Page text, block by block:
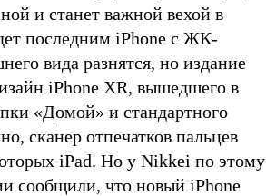
и станет важной вехой в
последним iPhone с ЖК-
вида разнятся, но издание
iPhone XR, вышедшего в
«Домой» и стандартного
сканер отпечатков пальцев
iPad. Но у Nikkei по этому
сообщили, что новый iPhone